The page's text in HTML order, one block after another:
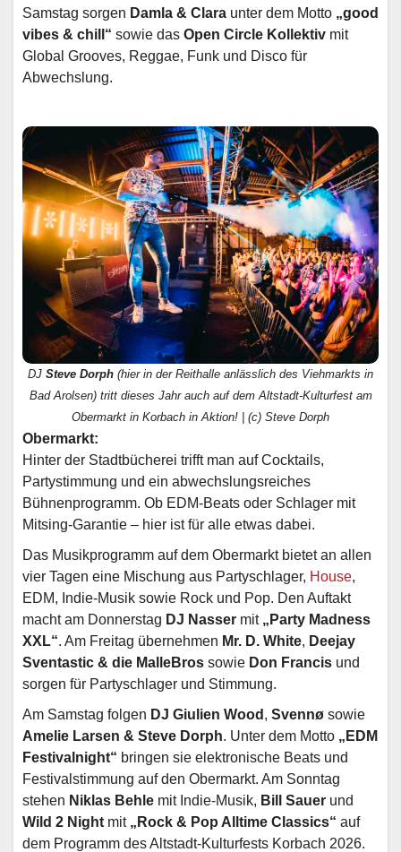
Samstag sorgen Damla & Clara unter dem Motto „good
vibes & chill“ sowie das Open Circle Kollektiv mit
Global Grooves, Reggae, Funk und Disco für
Abwechslung.
DJ Steve Dorph (hier in der Reithalle anlässlich des Viehmarkts in
Bad Arolsen) tritt dieses Jahr auch auf dem Altstadt-Kulturfest am
Obermarkt in Korbach in Aktion! | (c) Steve Dorph
Obermarkt:
Hinter der Stadtbücherei trifft man auf Cocktails,
Partystimmung und ein abwechslungsreiches
Bühnenprogramm. Ob EDM-Beats oder Schlager mit
Mitsing-Garantie – hier ist für alle etwas dabei.
Das Musikprogramm auf dem Obermarkt bietet an allen
vier Tagen eine Mischung aus Partyschlager, House,
EDM, Indie-Musik sowie Rock und Pop. Den Auftakt
macht am Donnerstag DJ Nasser mit „Party Madness
XXL“. Am Freitag übernehmen Mr. D. White, Deejay
Sventastic & die MalleBros sowie Don Francis und
sorgen für Partyschlager und Stimmung.
Am Samstag folgen DJ Giulien Wood , Svennø sowie
Amelie Larsen & Steve Dorph. Unter dem Motto „EDM
Festivalnight“ bringen sie elektronische Beats und
Festivalstimmung auf den Obermarkt. Am Sonntag
stehen Niklas Behle mit Indie-Musik, Bill Sauer und
Wild 2 Night mit „Rock & Pop Alltime Classics“ auf
dem Programm des Altstadt-Kulturfests Korbach 2026.